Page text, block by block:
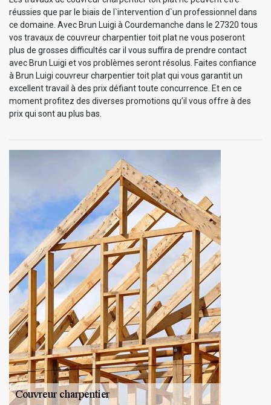
réussies que par le biais de l`intervention d`un professionnel dans
ce domaine. Avec Brun Luigi à Courdemanche dans le 27320 tous
vos travaux de couvreur charpentier toit plat ne vous poseront
plus de grosses difficultés car il vous suffira de prendre contact
avec Brun Luigi et vos problèmes seront résolus. Faites confiance
à Brun Luigi couvreur charpentier toit plat qui vous garantit un
excellent travail à des prix défiant toute concurrence. Et en ce
moment profitez des diverses promotions qu’il vous offre à des
prix qui sont au plus bas.